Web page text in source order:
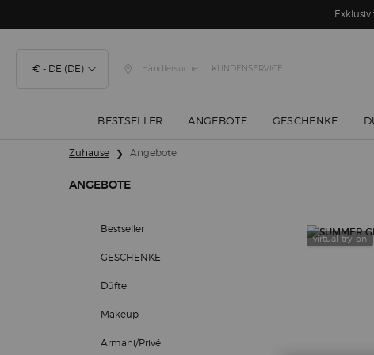
€ - DE (DE) Händlersuche KUNDENSERVICE
BESTSELLER ANGEBOTE GESCHENKE
Zuhause Angebote
ANGEBOTE
Bestseller
GESCHENKE
Düfte
Makeup
Armani/Privé
virtual-try-on